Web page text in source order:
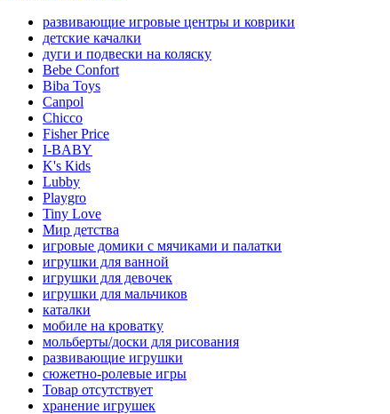
развивающие игровые центры и коврики
детские качалки
дуги и подвески на коляску
Bebe Confort
Biba Toys
Canpol
Chicco
Fisher Price
I-BABY
K's Кids
Lubby
Playgro
Tiny Love
Мир детства
игровые домики с мячиками и палатки
игрушки для ванной
игрушки для девочек
игрушки для мальчиков
каталки
мобиле на кроватку
мольберты/доски для рисования
развивающие игрушки
сюжетно-ролевые игры
Товар отсутствует
хранение игрушек